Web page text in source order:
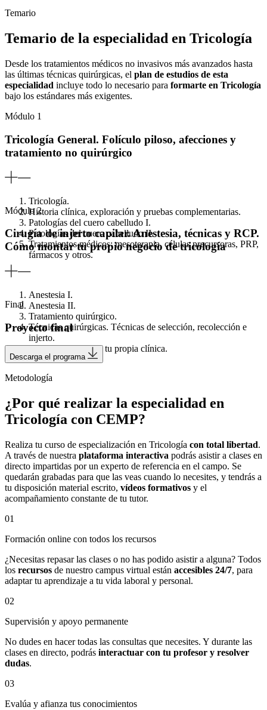
Temario
Temario de la especialidad en Tricología
Desde los tratamientos médicos no invasivos más avanzados hasta
las últimas técnicas quirúrgicas, el plan de estudios de esta
especialidad incluye todo lo necesario para formarte en Tricología
bajo los estándares más exigentes.
Módulo 1
Tricología General. Folículo piloso, afecciones y
tratamiento no quirúrgico
Tricología.
Historia clínica, exploración y pruebas complementarias.
Patologías del cuero cabelludo I.
Patologías del cuero cabelludo II.
Tratamientos médicos: mesoterapia, células precursoras, PRP,
fármacos y otros.
Módulo 2
Cirugía de injerto capilar. Anestesia, técnicas y RCP.
Cómo montar tu propio negocio de tricología
Anestesia I.
Anestesia II.
Tratamiento quirúrgico.
Técnicas quirúrgicas. Técnicas de selección, recolección e
injerto.
Montar un negocio: tu propia clínica.
Final
Proyecto final
Descarga el programa
Metodología
¿Por qué realizar la especialidad en
Tricología con CEMP?
Realiza tu curso de especialización en Tricología con total libertad.
A través de nuestra plataforma interactiva podrás asistir a clases en
directo impartidas por un experto de referencia en el campo. Se
quedarán grabadas para que las veas cuando lo necesites, y tendrás a
tu disposición material escrito, vídeos formativos y el
acompañamiento constante de tu tutor.
01
Formación online con todos los recursos
¿Necesitas repasar las clases o no has podido asistir a alguna? Todos
los recursos de nuestro campus virtual están accesibles 24/7, para
adaptar tu aprendizaje a tu vida laboral y personal.
02
Supervisión y apoyo permanente
No dudes en hacer todas las consultas que necesites. Y durante las
clases en directo, podrás interactuar con tu profesor y resolver
dudas.
03
Evalúa y afianza tus conocimientos